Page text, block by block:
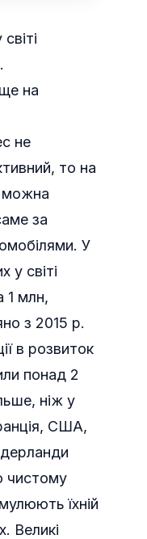
на
не
то на
можна
за
У
у світі
1 млн,
з 2015 р.
в розвиток
понад 2
ніж у
США,
чистому
їхній
Великі